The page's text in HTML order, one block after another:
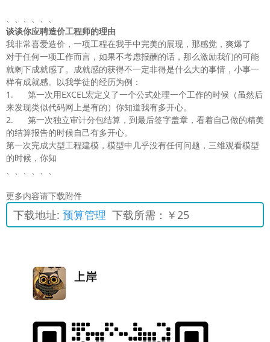
、、、、、、
谈谈你应聘造价工程师的理由
我非常喜爱造价，一项工程在我手中完美的展现，那感觉，爽爆了
对于任何一项工作而言，如果不考虑报酬的话，那么激励我们的可能
就剩下成就感了。成就感的获得不一定非得是什么大的事情，小事一
样有成就感。以我学徒的经历为例：
1. 第一次用EXCEL宏定义了一个公式处理一个工作的时候（虽然后
来发现类似代码网上是有的）你知道我有多开心。
2. 第一次独立审计分包结算，到最后签字盖章，看着自己做的精美
的结算报告的时候自己有多开心。
第一次完成大型工程建模，模型中几乎没有任何问题，三维观看模型
的时候，你知
、、、、、、
更多内容请下载附件
下载地址: 预算管理 下载所需：￥25